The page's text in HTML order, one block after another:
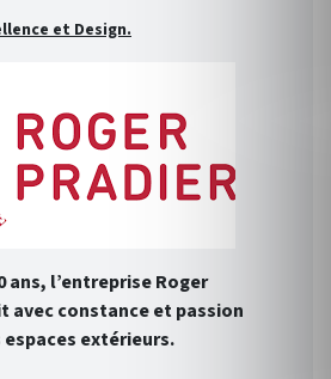
et Design.
ans, l’entreprise Roger
avec constance et passion
extérieurs.